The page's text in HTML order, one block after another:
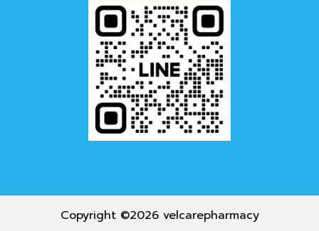
Copyright ©2026velcarepharmacy